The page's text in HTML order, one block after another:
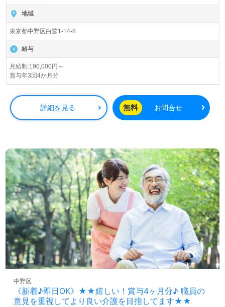
あり！＞"転職支援"のプロと一緒に転職活動！お問い合わ
蔵野療園（本部：東京都中野区）様の運営です。東京音を
中心に病院、訪問/通所介護、デイサービス、グループホー
ム、特別養護老人ホーム、小規模多機能型居宅介護、軽費
老人ホーム（ケアハウス）、居宅介護支援事業を展開され
ています。『TOKYO働きやすい福祉の職場宣言』事業認証
◎ご利用者様をチームで支える！訪問介護、デイサービ
ス、小規模多機能型居宅介護、地域連携室併設の事業所
様！◎
看護助手や介護職経験のある方はもちろん、これから介護
職を目指される方も幅広く募集します。特別養護老人ホー
れるカルチャー、風通し良く、働きやすい環境面もうれし
いポイント！『介護職を通じてご利用者様、ご家族様のお
役に立ちたい』『介護知識や介護技術を高めたい』『働き
がいを感じながら仕事をしたい』『モチベーション高く働
きたい』『転職でキャリアチェンジ、施設形態や環境を変
えて働きたい』等の方も大歓迎です。募集詳細等、担当コ
ンサルタントよりご案内します。お問い合わせも遠慮なく
お願いします。
医療/福祉業界の正社員/パート求人探しは【ウィルオブ介
護】＊求人情報収集、将来的に検討の方も遠慮なく＊
LINE、メール、お電話などご希望に応じてお問い合わせ/ご
相談可能です。転職相談、求人紹介、年収交渉など完全無
料サービスをご利用いただけます。＜非公開求人も取扱い
あり！＞"転職支援"のプロと一緒に転職活動！お問い合わ
地域
東京都中野区白鷺1-14-8
給与
月給制:190,000円～
賞与年3回4か月分
詳細を見る 無料 お問合せ
《新着♪即日OK》★★嬉しい！賞与4ヶ月分♪ 職員の
意見を重視してより良い介護を目指してます★★
中野区